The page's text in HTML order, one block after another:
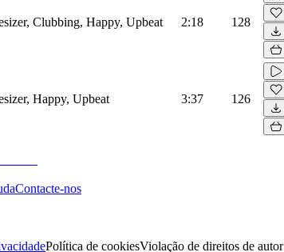
Clubbing, Happy, Upbeat 2:18 128
Happy, Upbeat 3:37 126
Contacte-nos
Política de cookiesViolação de direitos de autor